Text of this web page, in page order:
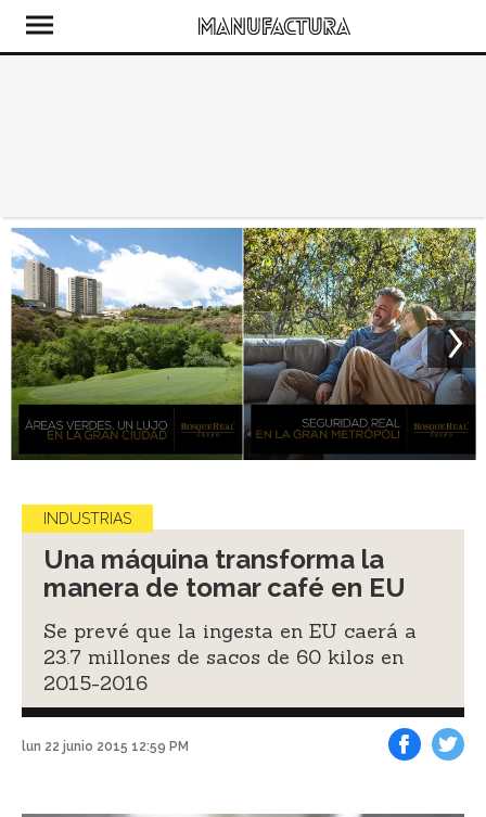
INDUSTRIAS
Una máquina transforma la
manera de tomar café en EU
Se prevé que la ingesta en EU caerá a
23.7 millones de sacos de 60 kilos en
2015-2016
lun 22 junio 2015 12:59 PM